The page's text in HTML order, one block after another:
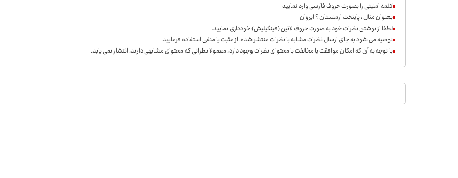
کلمه امنیتی را بصورت حروف فارسی وارد نمایید
بعنوان مثال : پایتخت ارمنستان ؟ ایروان
لطفا از نوشتن نظرات خود به صورت حروف لاتین (فینگیلیش) خودداری نمايید.
توصیه می شود به جای ارسال نظرات مشابه با نظرات منتشر شده، از مثبت یا منفی استفاده فرمایید.
با توجه به آن که امکان موافقت یا مخالفت با محتوای نظرات وجود دارد، معمولا نظراتی که محتوای مشابهی دارند، انتشار نمی یابد.